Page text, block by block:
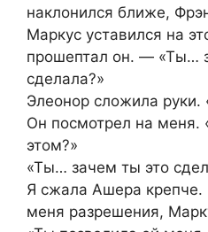
наклонился ближе,
Маркус уставился на
прошептал он. — «Ты…
сделала?»
Элеонор сложила руки.
Он посмотрел на меня.
этом?»
«Ты… зачем ты это
Я сжала Ашера крепче.
меня разрешения,